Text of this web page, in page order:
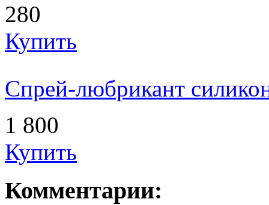
280
Купить
Спрей-любрикант
1 800
Купить
Комментарии: